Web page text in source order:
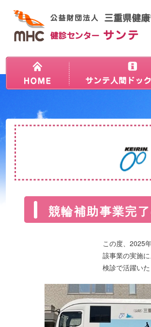
競輪補助事業完
この度、2025
該事業の実施
検診で活躍いた